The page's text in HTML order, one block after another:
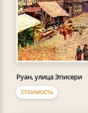
Руан, улица Эписери
СТОИМОСТЬ